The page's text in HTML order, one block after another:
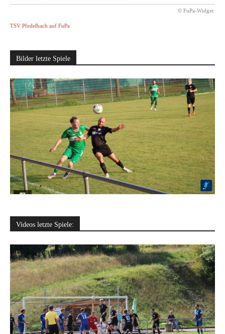
© FuPa-Widget
TSV Pfedelbach auf FuPa
Bilder letzte Spiele
Videos letzte Spiele: